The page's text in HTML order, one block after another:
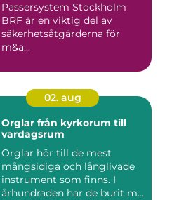
Passersystem Stockholm
BRF är en viktig del av
säkerhetsåtgärderna för
m&a...
02. aug
Orglar från kyrkorum till
vardagsrum
Orglar hör till de mest
mångsidiga och långlivade
instrument som finns. I
århundraden har de burit m...